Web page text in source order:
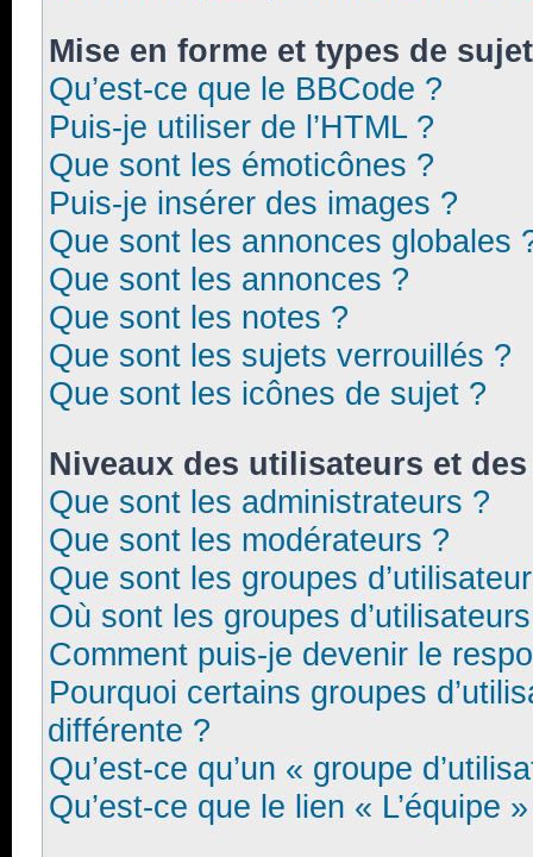
Mise en forme et types de
Qu’est-ce que le BBCode ?
Puis-je utiliser de l’HTML ?
Que sont les émoticônes ?
Puis-je insérer des images ?
Que sont les annonces globales
Que sont les annonces ?
Que sont les notes ?
Que sont les sujets verrouillés ?
Que sont les icônes de sujet ?
Niveaux des utilisateurs et
Que sont les administrateurs ?
Que sont les modérateurs ?
Que sont les groupes
Où sont les groupes
Comment puis-je devenir le
Pourquoi certains groupes
différente ?
Qu’est-ce qu’un « groupe
Qu’est-ce que le lien « L’équipe